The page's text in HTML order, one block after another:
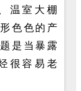
温室大棚
色色的产
是当暴露
很容易老